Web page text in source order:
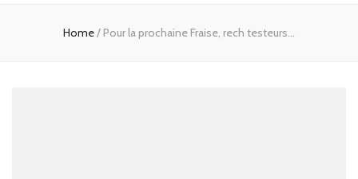
Home/ Pour la prochaine Fraise, rech testeurs…